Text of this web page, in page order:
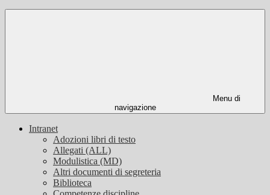
Menu di
navigazione
Intranet
Adozioni libri di testo
Allegati (ALL)
Modulistica (MD)
Altri documenti di segreteria
Biblioteca